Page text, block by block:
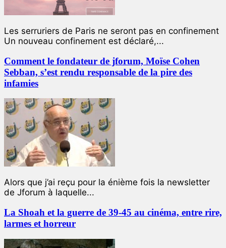
Les serruriers de Paris ne seront pas en confinement
Un nouveau confinement est déclaré,...
Comment le fondateur de jforum, Moïse Cohen
Sebban, s’est rendu responsable de la pire des
infamies
Alors que j’ai reçu pour la énième fois la newsletter
de Jforum à laquelle...
La Shoah et la guerre de 39-45 au cinéma, entre rire,
larmes et horreur